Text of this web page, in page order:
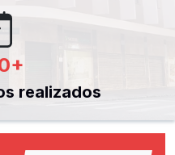
+
realizados